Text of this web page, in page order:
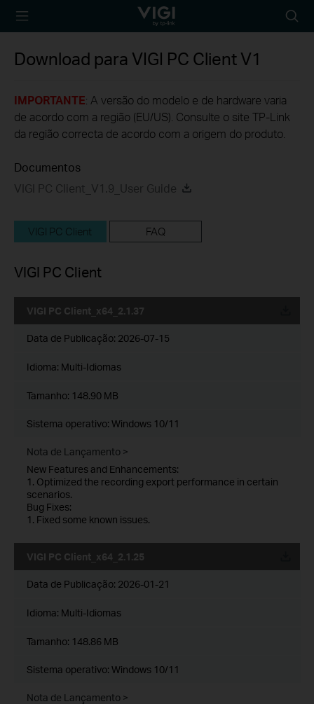
TP-Link, Reliably
icon
Download para VIGI PC ClientV1
IMPORTANTE: A versão do modelo e de hardware varia
de acordo com a região (EU/US). Consulte o site TP-Link
da região correcta de acordo com a origem do produto.
Documentos
VIGI PC Client_V1.9_User Guide
VIGI PC Client FAQ
VIGI PC Client
VIGI PC Client_x64_2.1.37
Data de Publicação: 2026-07-15
Idioma: Multi-Idiomas
Tamanho: 148.90 MB
Sistema operativo: Windows 10/11
Nota de Lançamento >
New Features and Enhancements:
1. Optimized the recording export performance in certain
scenarios.
Bug Fixes:
1. Fixed some known issues.
VIGI PC Client_x64_2.1.25
Data de Publicação: 2026-01-21
Idioma: Multi-Idiomas
Tamanho: 148.86 MB
Sistema operativo: Windows 10/11
Nota de Lançamento >